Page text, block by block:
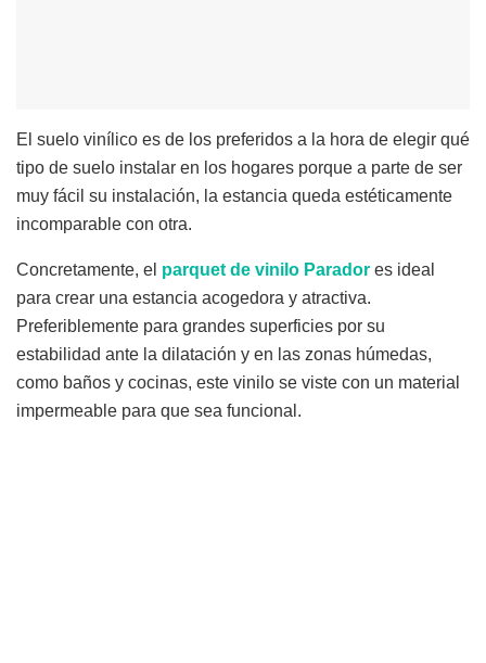
El suelo vinílico es de los preferidos a la hora de elegir qué
tipo de suelo instalar en los hogares porque a parte de ser
muy fácil su instalación, la estancia queda estéticamente
incomparable con otra.
Concretamente, el parquet de vinilo Parador es ideal
para crear una estancia acogedora y atractiva.
Preferiblemente para grandes superficies por su
estabilidad ante la dilatación y en las zonas húmedas,
como baños y cocinas, este vinilo se viste con un material
impermeable para que sea funcional.